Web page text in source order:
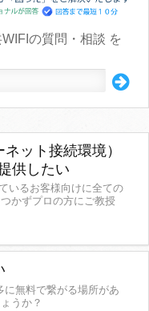
の質問・相談 を
ット接続環境）
供したい
いるお客様向けに全ての
かずプロの方にご教授
無料で繋がる場所があ
うか？